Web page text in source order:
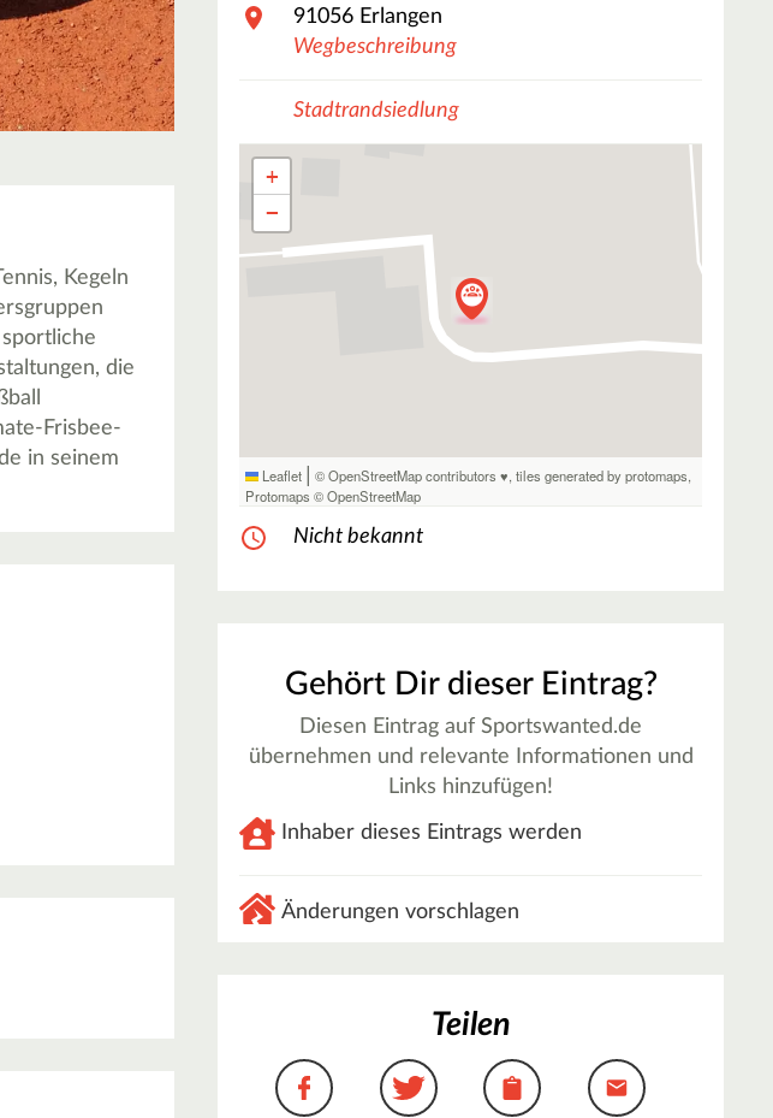
Kegeln
die
Frisbee-
in seinem
91056 Erlangen
Wegbeschreibung
Stadtrandsiedlung
+
−
Leaflet | © OpenStreetMap contributors ♥,tiles generated by protomaps,
Protomaps ©OpenStreetMap
Nicht bekannt
Gehört Dir dieser Eintrag?
Diesen Eintrag auf Sportswanted.de
übernehmen und relevante Informationen und
Links hinzufügen!
Inhaber dieses Eintrags werden
Änderungen vorschlagen
Teilen